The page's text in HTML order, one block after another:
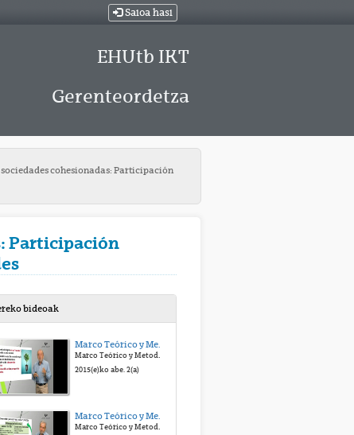
Saioa hasi
EHUtb IKT
Gerenteordetza
cohesionadas: Participación
Participación
bideoak
Marco Teórico y Metodológico 1
Marco Teórico y Metodológico 1
2015(e)ko abe. 2(a)
Marco Teórico y Metodológico: La revisión actual del bienestar